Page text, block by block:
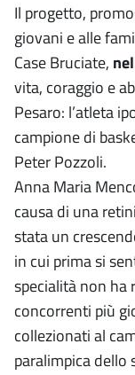
Il progetto,
giovani e alle
Case Bruciate,
vita, coraggio e
Pesaro: l’atleta
campione di
Peter Pozzoli.
Anna Maria
causa di una
stata un
in cui prima si
specialità non ha
concorrenti più
collezionati al
paralimpica dello